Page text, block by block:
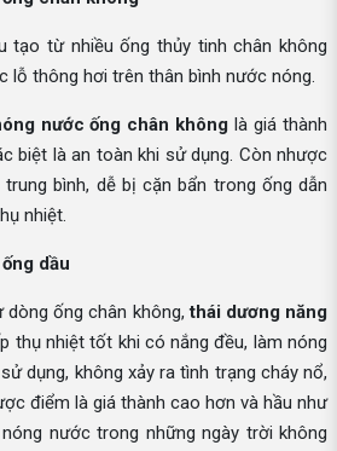
tạo từ nhiều ống thủy tinh chân không
lỗ thông hơi trên thân bình nước nóng.
nước ống chân không là giá thành
biệt là an toàn khi sử dụng. Còn nhược
bình, dễ bị cặn bẩn trong ống dẫn
nhiệt.
dầu
ống chân không,thái dương năng
thụ nhiệt tốt khi có nắng đều, làm nóng
dụng, không xảy ra tình trạng cháy nổ,
điểm là giá thành cao hơn và hầu như
nước trong những ngày trời không